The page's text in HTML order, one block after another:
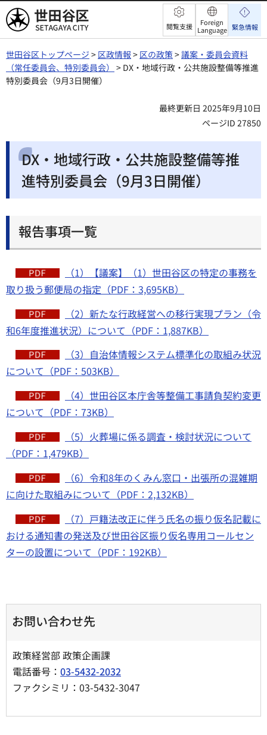
世田谷区 閲覧支援
Foreign
Language 緊急情報
世田谷区トップページ > 区政情報 > 区の政策>議案・委員会資料
（常任委員会、特別委員会） > DX・地域行政・公共施設整備等推進
特別委員会（9月3日開催）
最終更新日 2025年9月10日
ページID 27850
DX・地域行政・公共施設整備等推
進特別委員会（9月3日開催）
報告事項一覧
（1）【議案】（1）世田谷区の特定の事務を
取り扱う郵便局の指定（PDF：3,695KB）
（2）新たな行政経営への移行実現プラン（令
和6年度推進状況）について（PDF：1,887KB）
（3）自治体情報システム標準化の取組み状況
について（PDF：503KB）
（4）世田谷区本庁舎等整備工事請負契約変更
について（PDF：73KB）
（5）火葬場に係る調査・検討状況について
（PDF：1,479KB）
（6）令和8年のくみん窓口・出張所の混雑期
に向けた取組みについて（PDF：2,132KB）
（7）戸籍法改正に伴う氏名の振り仮名記載に
おける通知書の発送及び世田谷区振り仮名専用コールセン
ターの設置について（PDF：192KB）
お問い合わせ先
政策経営部 政策企画課
電話番号： 03-5432-2032
ファクシミリ：03-5432-3047